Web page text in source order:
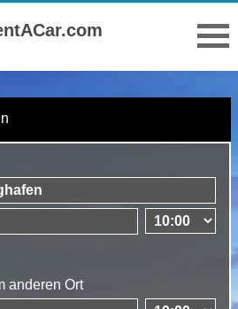
anderen Ort